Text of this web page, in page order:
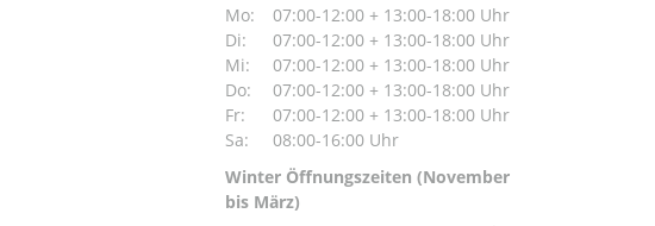
Mo:
07:00-12:00 + 13:00-18:00 Uhr
Di:
07:00-12:00 + 13:00-18:00 Uhr
Mi:
07:00-12:00 + 13:00-18:00 Uhr
Do:
07:00-12:00 + 13:00-18:00 Uhr
Fr:
07:00-12:00 + 13:00-18:00 Uhr
Sa:
08:00-16:00 Uhr
Winter Öffnungszeiten (November
bis März)